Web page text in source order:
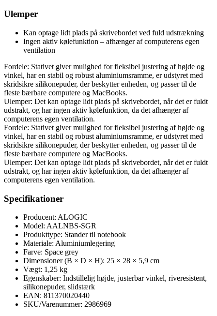
Ulemper
Kan optage lidt plads på skrivebordet ved fuld udstrækning
Ingen aktiv kølefunktion – afhænger af computerens egen
ventilation
Fordele: Stativet giver mulighed for fleksibel justering af højde og
vinkel, har en stabil og robust aluminiumsramme, er udstyret med
skridsikre silikonepuder, der beskytter enheden, og passer til de
fleste bærbare computere og MacBooks.
Ulemper: Det kan optage lidt plads på skrivebordet, når det er fuldt
udstrakt, og har ingen aktiv kølefunktion, da det afhænger af
computerens egen ventilation.
Fordele: Stativet giver mulighed for fleksibel justering af højde og
vinkel, har en stabil og robust aluminiumsramme, er udstyret med
skridsikre silikonepuder, der beskytter enheden, og passer til de
fleste bærbare computere og MacBooks.
Ulemper: Det kan optage lidt plads på skrivebordet, når det er fuldt
udstrakt, og har ingen aktiv kølefunktion, da det afhænger af
computerens egen ventilation.
Specifikationer
Producent: ALOGIC
Model: AALNBS-SGR
Produkttype: Stander til notebook
Materiale: Aluminiumlegering
Farve: Space grey
Dimensioner (B × D × H): 25 × 28 × 5,9 cm
Vægt: 1,25 kg
Egenskaber: Indstillelig højde, justerbar vinkel, riveresistent,
silikonepuder, slidstærk
EAN: 811370020440
SKU/Varenummer: 2986969